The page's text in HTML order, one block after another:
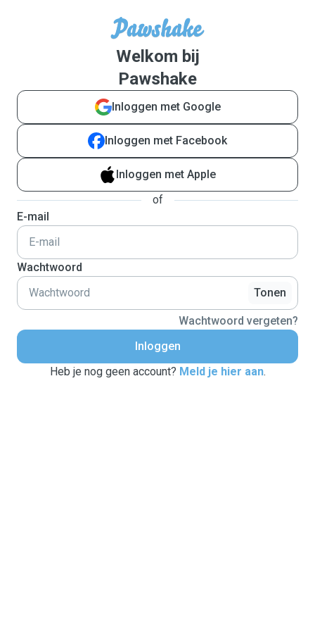
Welkom bij
Pawshake
Inloggen met Google
Inloggen met Facebook
Inloggen met Apple
of
E-mail
Wachtwoord
Tonen
Wachtwoord vergeten?
Inloggen
Heb je nog geen account? Meld je hier aan.